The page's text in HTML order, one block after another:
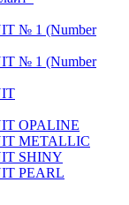
№ 1 (Number
№ 1 (Number
OPALINE
METALLIC
SHINY
PEARL